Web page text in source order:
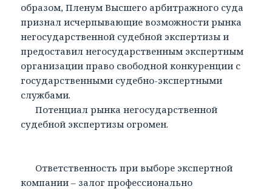
образом, Пленум Высшего арбитражного суда
признал исчерпывающие возможности рынка
негосударственной судебной экспертизы и
предоставил негосударственным экспертным
организации право свободной конкуренции с
государственными судебно-экспертными
службами.
Потенциал рынка негосударственной
судебной экспертизы огромен.
Ответственность при выборе экспертной
компании – залог профессионально